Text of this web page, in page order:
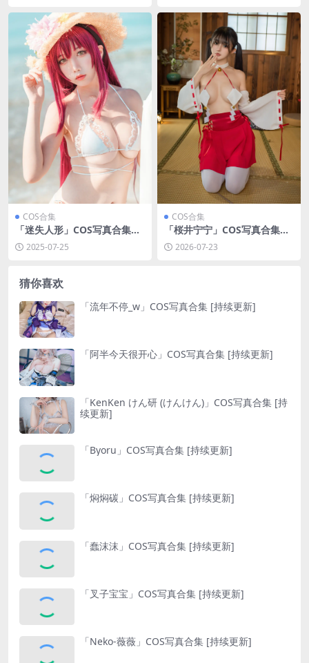
COS合集
「迷失人形」COS写真合集
[持续更新]
2025-07-25
COS合集
「桜井宁宁」COS写真合集
[持续更新]
2026-07-23
猜你喜欢
「流年不停_w」COS写真合集 [持续更新]
「阿半今天很开心」COS写真合集 [持续更新]
「KenKen けん研 (けんけん)」COS写真合集 [持
续更新]
「Byoru」COS写真合集 [持续更新]
「焖焖碳」COS写真合集 [持续更新]
「蠢沫沫」COS写真合集 [持续更新]
「叉子宝宝」COS写真合集 [持续更新]
「Neko-薇薇」COS写真合集 [持续更新]